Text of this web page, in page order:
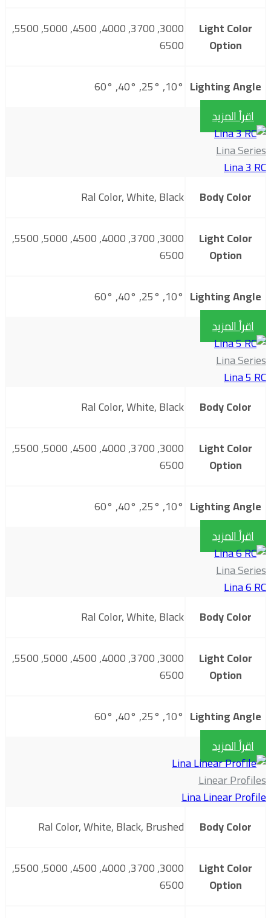
Light Color
Option
3000, 3700, 4000, 4500, 5000, 5500,
6500
Lighting Angle
10°, 25°, 40°, 60°
اقرأ المزيد
Lina Series
Lina 3 RC
Body Color
Ral Color, White, Black
Light Color
Option
3000, 3700, 4000, 4500, 5000, 5500,
6500
Lighting Angle
10°, 25°, 40°, 60°
اقرأ المزيد
Lina Series
Lina 5 RC
Body Color
Ral Color, White, Black
Light Color
Option
3000, 3700, 4000, 4500, 5000, 5500,
6500
Lighting Angle
10°, 25°, 40°, 60°
اقرأ المزيد
Lina Series
Lina 6 RC
Body Color
Ral Color, White, Black
Light Color
Option
3000, 3700, 4000, 4500, 5000, 5500,
6500
Lighting Angle
10°, 25°, 40°, 60°
اقرأ المزيد
Linear Profiles
Lina Linear Profile
Body Color
Ral Color, White, Black, Brushed
Light Color
Option
3000, 3700, 4000, 4500, 5000, 5500,
6500